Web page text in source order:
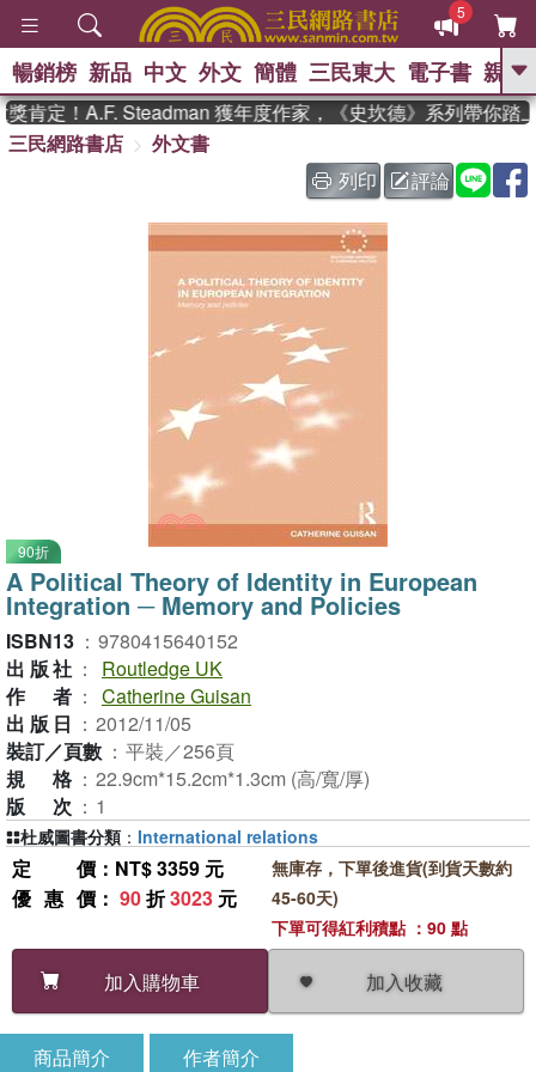
5
GO
The Odyssey 、 父親節 、 如果歷
史是一群喵 、 暑期推薦 、 國際布克
獎 臺灣漫遊錄 、 方念華
登輝時代 、 數學女孩：黎曼猜想
偉大的迷走神經
暢銷榜 新品 中文 外文 簡體 三民東大 電子書 親子
肯定！A.F. Steadman 獲年度作家，《史坎德》系列帶你踏上
三民網路書店
外文書
列印
評論
90折
A Political Theory of Identity in European
Integration ─ Memory and Policies
ISBN13 ： 9780415640152
出版社 ：
Routledge UK
作者 ： Catherine Guisan
出版日 ： 2012/11/05
裝訂／頁數 ： 平裝／256頁
規格 ： 22.9cm*15.2cm*1.3cm (高/寬/厚)
版次 ： 1
定價 ：NT$ 3359 元
優惠價 ： 90折3023 元
加入購物車 加入收藏
無庫存，下單後進貨(到貨天數約
45-60天)
下單可得紅利積點 ：90 點
杜威圖書分類 ： International relations
商品簡介 作者簡介